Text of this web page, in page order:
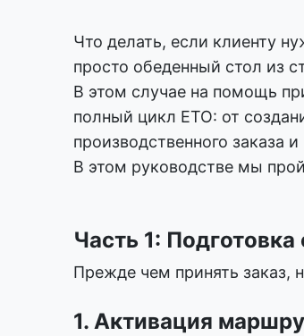
Что делать, если клиенту
просто обеденный стол из
В этом случае на помощь
полный цикл ETO: от
производственного заказа
В этом руководстве мы
Часть 1:
Прежде чем принять заказ,
1. Активация